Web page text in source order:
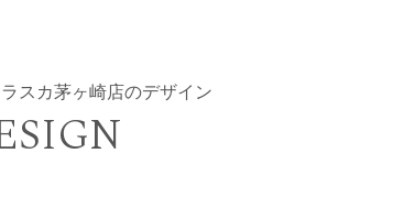
スカ茅ヶ崎店のデザイン